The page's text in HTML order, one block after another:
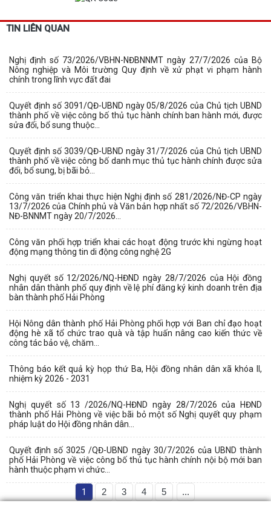
TIN LIÊN QUAN
Nghị định số 73/2026/VBHN-NĐBNNMT ngày 27/7/2026 của Bộ
Nông nghiệp và Môi trường Quy định về xử phạt vi phạm hành
chính trong lĩnh vực đất đai
Quyết định số 3091/QĐ-UBND ngày 05/8/2026 của Chủ tịch UBND
thành phố về việc công bố thủ tục hành chính ban hành mới, được
sửa đổi, bổ sung thuộc...
Quyết định số 3039/QĐ-UBND ngày 31/7/2026 của Chủ tịch UBND
thành phố về việc công bố danh mục thủ tục hành chính được sửa
đổi, bổ sung, bị bãi bỏ...
Công văn triển khai thực hiện Nghị định số 281/2026/NĐ-CP ngày
13/7/2026 của Chính phủ và Văn bản hợp nhất số 72/2026/VBHN-
NĐ-BNNMT ngày 20/7/2026...
Công văn phối hợp triển khai các hoạt động trước khi ngừng hoạt
động mạng thông tin di động công nghệ 2G
Nghị quyết số 12/2026/NQ-HĐND ngày 28/7/2026 của Hội đồng
nhân dân thành phố quy định về lệ phí đăng ký kinh doanh trên địa
bàn thành phố Hải Phòng
Hội Nông dân thành phố Hải Phòng phối hợp với Ban chỉ đạo hoạt
động hè xã tổ chức trao quà và tập huấn nâng cao kiến thức về
công tác bảo vệ, chăm...
Thông báo kết quả kỳ họp thứ Ba, Hội đồng nhân dân xã khóa II,
nhiệm kỳ 2026 - 2031
Nghị quyết số 13 /2026/NQ-HĐND ngày 28/7/2026 của HĐND
thành phố Hải Phòng về việc bãi bỏ một số Nghị quyết quy phạm
pháp luật do Hội đồng nhân dân...
Quyết định số 3025 /QĐ-UBND ngày 30/7/2026 của UBND thành
phố Hải Phòng về việc công bố thủ tục hành chính nội bộ mới ban
hành thuộc phạm vi chức...
1 2 3 4 5 ...